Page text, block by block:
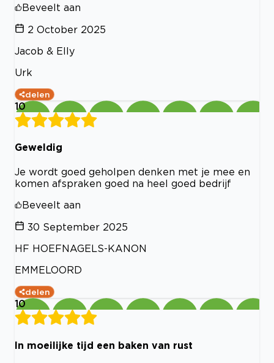
Beveelt aan
2 October 2025
Jacob & Elly
Urk
delen
10
Geweldig
Je wordt goed geholpen denken met je mee en
komen afspraken goed na heel goed bedrijf
Beveelt aan
30 September 2025
HF HOEFNAGELS-KANON
EMMELOORD
delen
10
In moeilijke tijd een baken van rust